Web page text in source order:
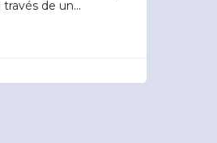
de un...